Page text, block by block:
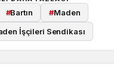
#Bartın #Maden
İşçileri Sendikası